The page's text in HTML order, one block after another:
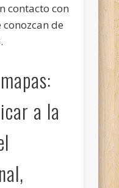
contacto con
de
a la